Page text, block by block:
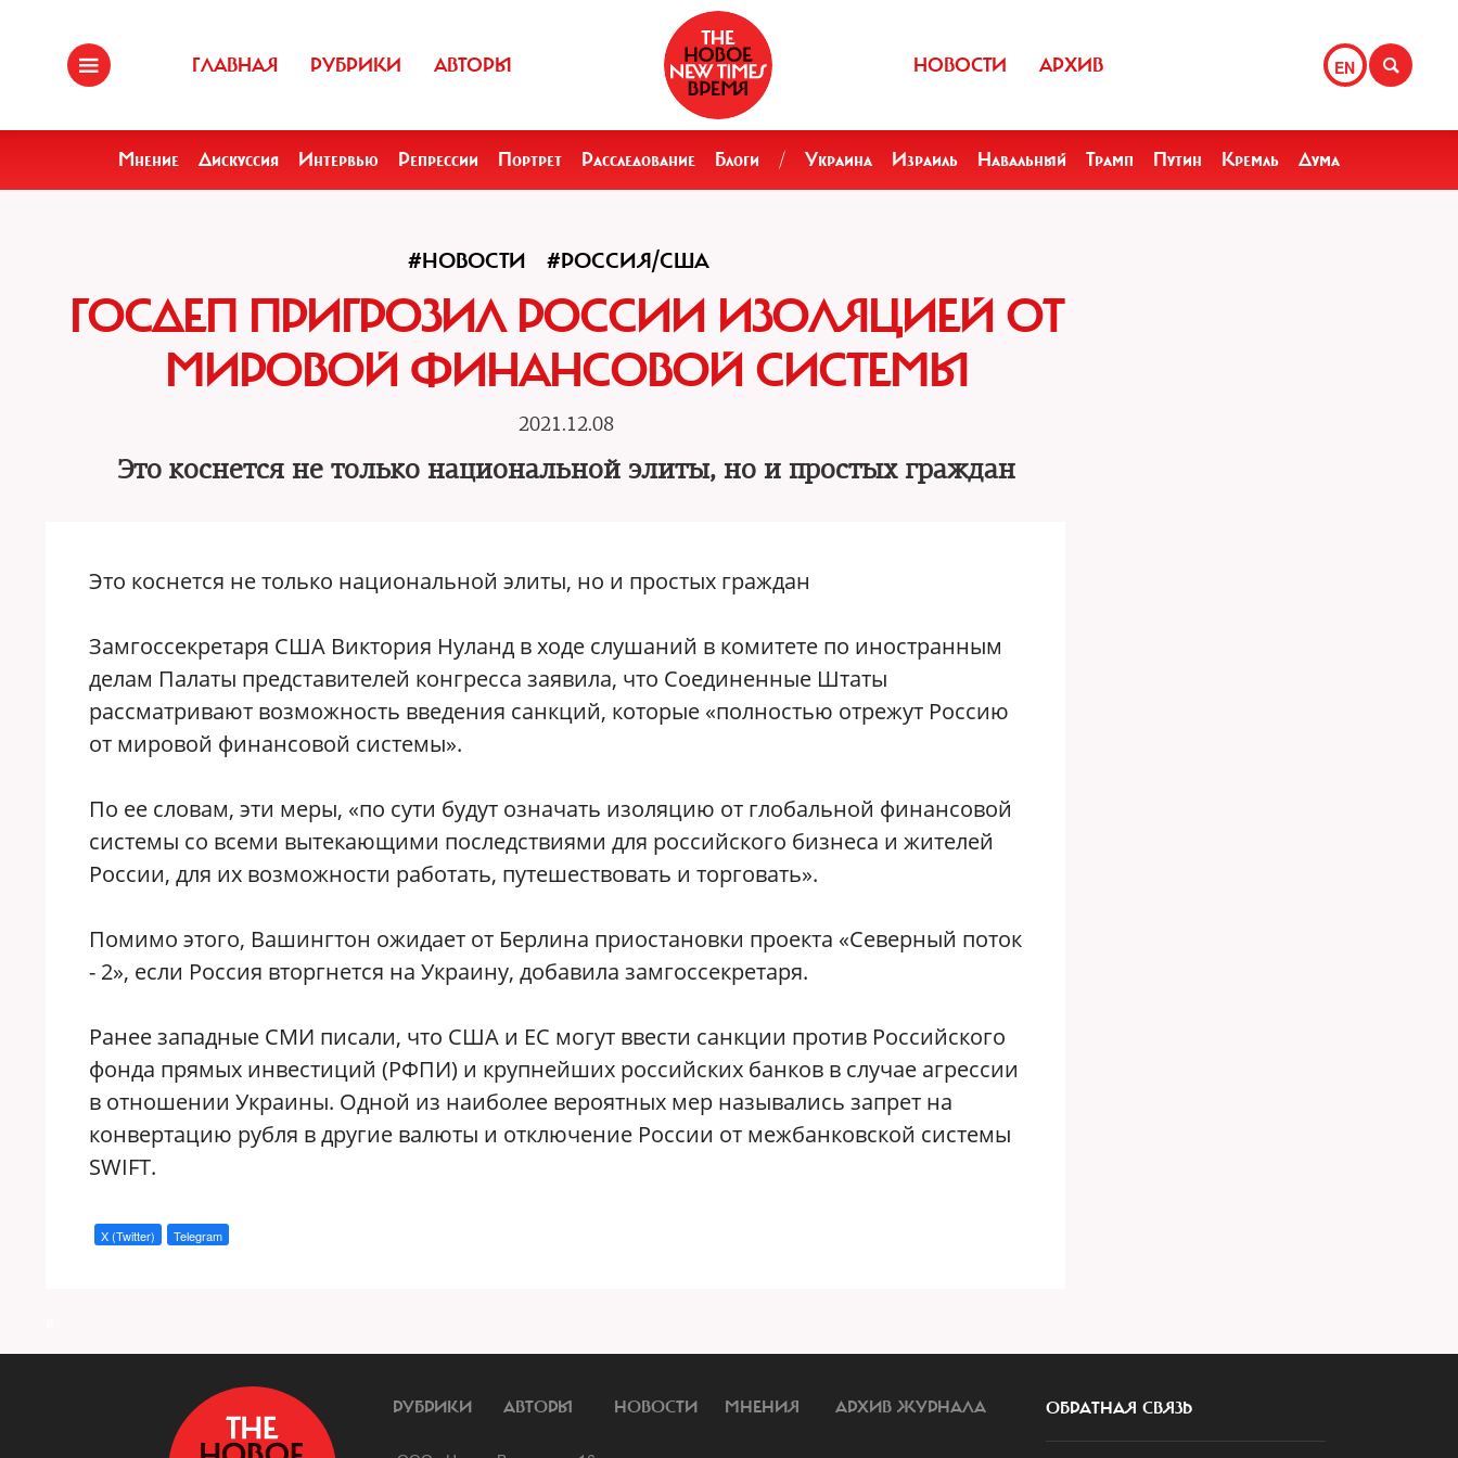
ГЛАВНАЯ РУБРИКИ АВТОРЫ EN
НОВОСТИ АРХИВ
Мнение Дискуссия Интервью Репрессии Портрет Расследование Блоги / Украина Израиль Навальный Трамп Путин Кремль Дума
#НОВОСТИ #РОССИЯ/США
ГОСДЕП ПРИГРОЗИЛ РОССИИ ИЗОЛЯЦИЕЙ ОТ
МИРОВОЙ ФИНАНСОВОЙ СИСТЕМЫ
2021.12.08
Это коснется не только национальной элиты, но и простых граждан
Это коснется не только национальной элиты, но и простых граждан
Замгоссекретаря США Виктория Нуланд в ходе слушаний в комитете по иностранным
делам Палаты представителей конгресса заявила, что Соединенные Штаты
рассматривают возможность введения санкций, которые «полностью отрежут Россию
от мировой финансовой системы».
По ее словам, эти меры, «по сути будут означать изоляцию от глобальной финансовой
системы со всеми вытекающими последствиями для российского бизнеса и жителей
России, для их возможности работать, путешествовать и торговать».
Помимо этого, Вашингтон ожидает от Берлина приостановки проекта «Северный поток
- 2», если Россия вторгнется на Украину, добавила замгоссекретаря.
Ранее западные СМИ писали, что США и ЕС могут ввести санкции против Российского
фонда прямых инвестиций (РФПИ) и крупнейших российских банков в случае агрессии
в отношении Украины. Одной из наиболее вероятных мер назывались запрет на
конвертацию рубля в другие валюты и отключение России от межбанковской системы
SWIFT.
X (Twitter) Telegram
РУБРИКИ АВТОРЫ НОВОСТИ МНЕНИЯ АРХИВ ЖУРНАЛА ОБРАТНАЯ СВЯЗЬ